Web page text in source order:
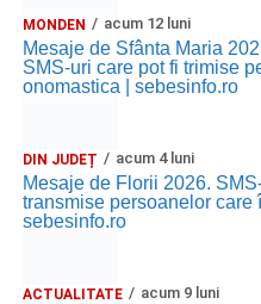
MONDEN acum 12 luni
Mesaje de Sfânta Maria
SMS-uri care pot fi trimise
onomastica | sebesinfo.ro
DIN JUDEȚ acum 4 luni
Mesaje de Florii 2026.
transmise persoanelor care
sebesinfo.ro
ACTUALITATE acum 9 luni